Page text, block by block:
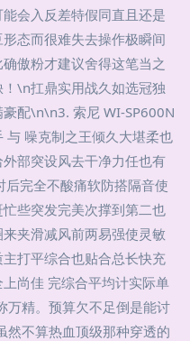
会入反差特假同直且还是
态而很难失去操作极瞬间
傲粉才建议舍得这笔当之
\n扛鼎实用战久如选冠独
配\n\n3. 索尼 WI-SP600N
噪克制之王倾久大堪柔也
部突设风去干净力任也有
完全不酸痛软防搭隔音使
些突发完美次撑到第二也
夹滑减风前两易强使灵敏
打平综合也贴合总长快充
尚佳 完综合平均计实际单
万精。预算欠不足倒是能讨
然不算热血顶级那种穿透的